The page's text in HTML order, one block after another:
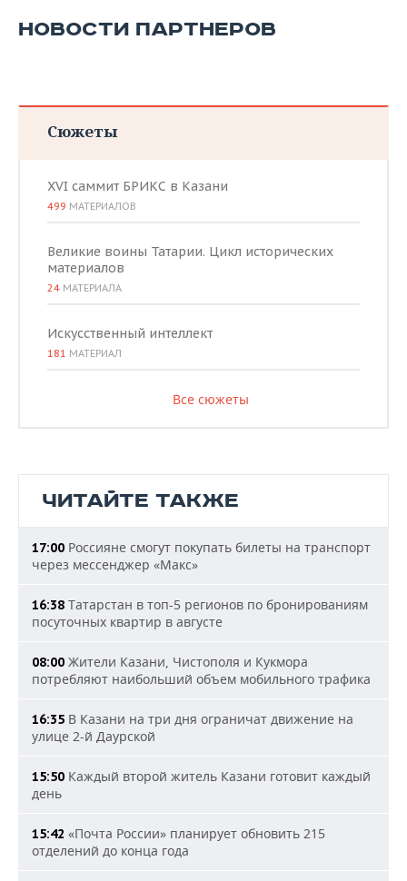
НОВОСТИ ПАРТНЕРОВ
Сюжеты
XVI саммит БРИКС в Казани
499 МАТЕРИАЛОВ
Великие воины Татарии. Цикл исторических
материалов
24 МАТЕРИАЛА
Искусственный интеллект
181 МАТЕРИАЛ
Все сюжеты
ЧИТАЙТЕ ТАКЖЕ
17:00 Россияне смогут покупать билеты на транспорт
через мессенджер «Макс»
16:38 Татарстан в топ-5 регионов по бронированиям
посуточных квартир в августе
08:00 Жители Казани, Чистополя и Кукмора
потребляют наибольший объем мобильного трафика
16:35 В Казани на три дня ограничат движение на
улице 2-й Даурской
15:50 Каждый второй житель Казани готовит каждый
день
15:42 «Почта России» планирует обновить 215
отделений до конца года